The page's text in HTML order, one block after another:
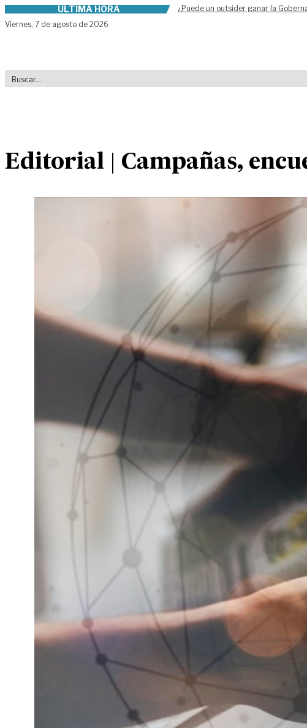
Skip to contentÚLTIMA HORA
¿Puede un outsider ganar la
Viernes, 7 de agosto de 2026
Editorial | Campañas,